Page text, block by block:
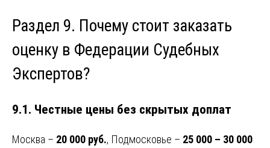
Раздел 9. Почему стоит заказать
оценку в Федерации Судебных
Экспертов?
9.1. Честные цены без скрытых доплат
Москва – 20 000 руб., Подмосковье – 25 000 – 30 000